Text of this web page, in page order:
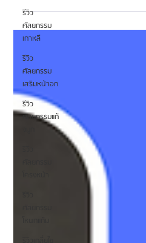
รีวิว
ศัลยกรรม
เกาหลี
รีวิว
ศัลยกรรม
เสริมหน้าอก
รีวิว
ศัลยกรรมแก้
ฉันได้พิจารณาการผ่าตัดขากรรไกรสองข้า
ส่องกระจก ฉันมักจะเอาปากเข้าปากและไม่